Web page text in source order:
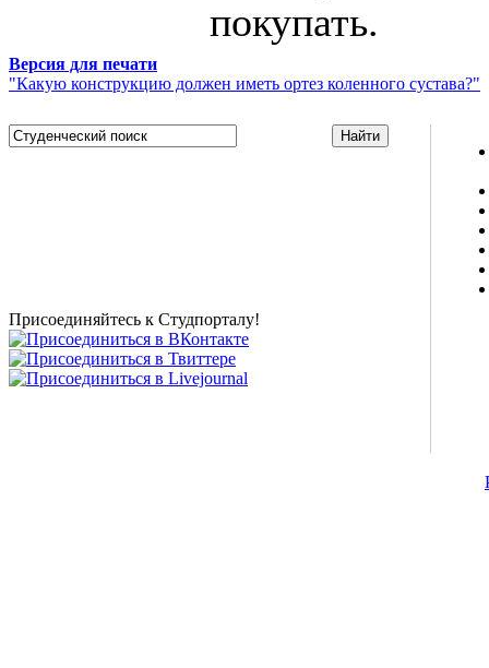
покупать.
Версия для печати
"Какую конструкцию должен иметь ортез коленного сустава?"
Присоединяйтесь к Студпорталу!